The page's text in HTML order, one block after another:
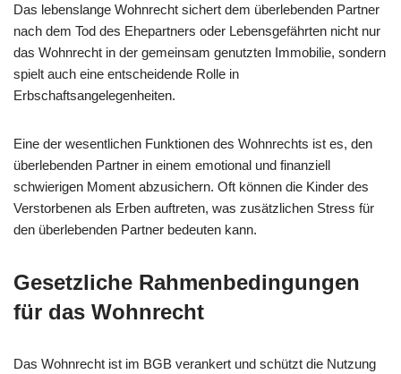
Das lebenslange Wohnrecht sichert dem überlebenden Partner
nach dem Tod des Ehepartners oder Lebensgefährten nicht nur
das Wohnrecht in der gemeinsam genutzten Immobilie, sondern
spielt auch eine entscheidende Rolle in
Erbschaftsangelegenheiten.
Eine der wesentlichen Funktionen des Wohnrechts ist es, den
überlebenden Partner in einem emotional und finanziell
schwierigen Moment abzusichern. Oft können die Kinder des
Verstorbenen als Erben auftreten, was zusätzlichen Stress für
den überlebenden Partner bedeuten kann.
Gesetzliche Rahmenbedingungen
für das Wohnrecht
Das Wohnrecht ist im BGB verankert und schützt die Nutzung